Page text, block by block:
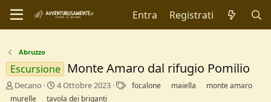
Entra Registrati
Abruzzo
Escursione Monte Amaro dal rifugio Pomilio
C
r
Decano
D
a
4 Ottobre 2023 focalone maiella
monte amaro
murelle
tavola dei briganti